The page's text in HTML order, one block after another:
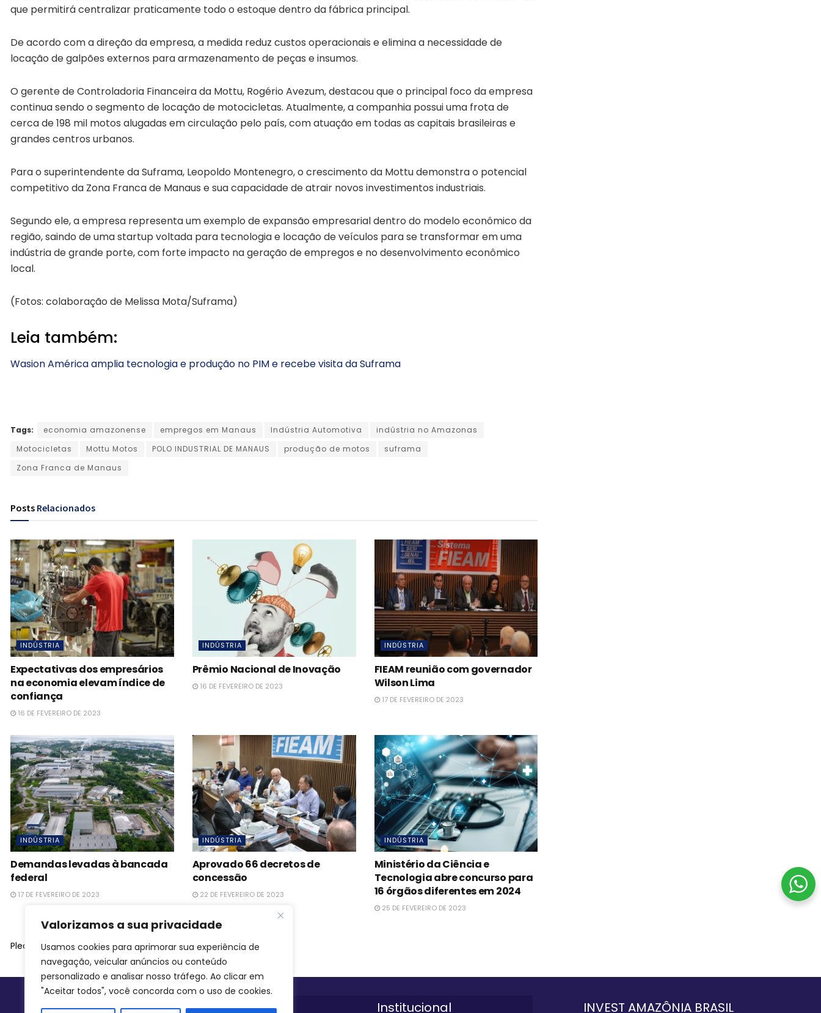
Valorizamos a sua privacidade
Usamos cookies para aprimorar sua experiência de
navegação, veicular anúncios ou conteúdo
personalizado e analisar nosso tráfego. Ao clicar em
"Aceitar todos", você concorda com o uso de cookies.
que permitirá centralizar praticamente todo o estoque dentro da fábrica principal.
De acordo com a direção da empresa, a medida reduz custos operacionais e elimina a necessidade de
locação de galpões externos para armazenamento de peças e insumos.
O gerente de Controladoria Financeira da Mottu, Rogério Avezum, destacou que o principal foco da empresa
continua sendo o segmento de locação de motocicletas. Atualmente, a companhia possui uma frota de
cerca de 198 mil motos alugadas em circulação pelo país, com atuação em todas as capitais brasileiras e
grandes centros urbanos.
Para o superintendente da Suframa, Leopoldo Montenegro, o crescimento da Mottu demonstra o potencial
competitivo da Zona Franca de Manaus e sua capacidade de atrair novos investimentos industriais.
Segundo ele, a empresa representa um exemplo de expansão empresarial dentro do modelo econômico da
região, saindo de uma startup voltada para tecnologia e locação de veículos para se transformar em uma
indústria de grande porte, com forte impacto na geração de empregos e no desenvolvimento econômico
local.
(Fotos: colaboração de Melissa Mota/Suframa)
Leia também:
Wasion América amplia tecnologia e produção no PIM e recebe visita da Suframa
Tags: economia amazonense empregos em Manaus Indústria Automotiva
indústria no Amazonas
Motocicletas
Mottu Motos POLO INDUSTRIAL DE MANAUS produção de motos
suframa
Zona Franca de Manaus
Posts Relacionados
INDÚSTRIA
Expectativas dos empresários
na economia elevam índice de
confiança
16 DE FEVEREIRO DE 2023
INDÚSTRIA
Prêmio Nacional de Inovação
16 DE FEVEREIRO DE 2023
INDÚSTRIA
FIEAM reunião com governador
Wilson Lima
17 DE FEVEREIRO DE 2023
INDÚSTRIA
Demandas levadas à bancada
federal
17 DE FEVEREIRO DE 2023
INDÚSTRIA
Aprovado 66 decretos de
concessão
22 DE FEVEREIRO DE 2023
INDÚSTRIA
Ministério da Ciência e
Tecnologia abre concurso para
16 órgãos diferentes em 2024
25 DE FEVEREIRO DE 2023
Please loginto join discussion
Siga-nos Institucional INVEST AMAZÔNIA BRASIL